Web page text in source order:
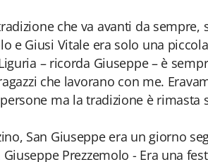
che va avanti da sempre,
e Giusi Vitale era solo una
– ricorda Giuseppe – è
che lavorano con me.
ma la tradizione è rimasta
San Giuseppe era un giorno
Prezzemolo - Era una